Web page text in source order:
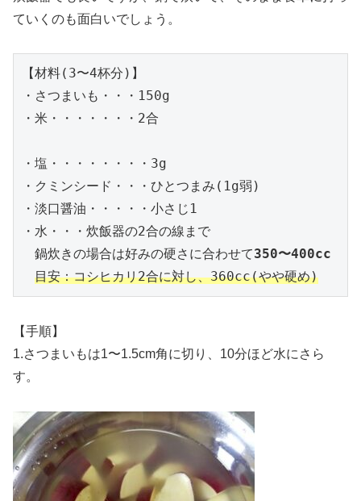
ていくのも面白いでしょう。
【材料(3〜4杯分)】
・さつまいも・・・150g
・米・・・・・・・2合
・塩・・・・・・・・3g
・クミンシード・・・ひとつまみ(1g弱)
・淡口醤油・・・・・小さじ1
・水・・・炊飯器の2合の線まで
鍋炊きの場合は好みの硬さに合わせて350〜400cc
目安：コシヒカリ2合に対し、360cc(やや硬め)
【手順】
1.さつまいもは1〜1.5cm角に切り、10分ほど水にさら
す。